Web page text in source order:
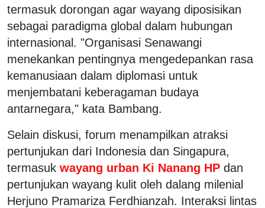
termasuk dorongan agar wayang diposisikan
sebagai paradigma global dalam hubungan
internasional. "Organisasi Senawangi
menekankan pentingnya mengedepankan rasa
kemanusiaan dalam diplomasi untuk
menjembatani keberagaman budaya
antarnegara," kata Bambang.
Selain diskusi, forum menampilkan atraksi
pertunjukan dari Indonesia dan Singapura,
termasuk wayang urban Ki Nanang HP dan
pertunjukan wayang kulit oleh dalang milenial
Herjuno Pramariza Ferdhianzah. Interaksi lintas